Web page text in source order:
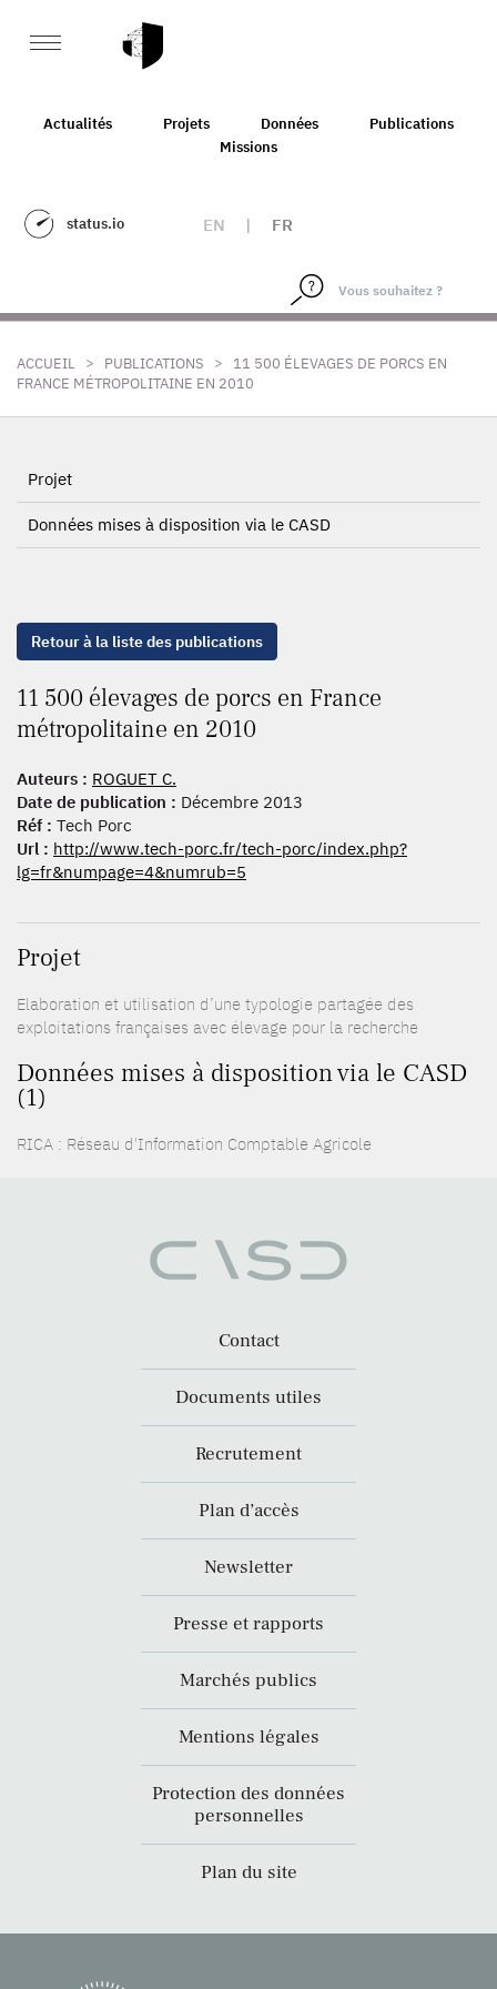
Actualités Projets Données
Publications
Missions
status.io EN | FR
ACCUEIL > PUBLICATIONS >
11 500 ÉLEVAGES DE PORCS EN
FRANCE MÉTROPOLITAINE EN 2010
Projet
Données mises à disposition via le CASD
Retour à la liste des publications
11 500 élevages de porcs en France
métropolitaine en 2010
Auteurs : ROGUET C.
Date de publication : Décembre 2013
Réf : Tech Porc
Url : http://www.tech-porc.fr/tech-porc/index.php?
lg=fr&numpage=4&numrub=5
Projet
Elaboration et utilisation d’une typologie partagée des
exploitations françaises avec élevage pour la recherche
Données mises à disposition via le CASD
(1)
RICA : Réseau d'Information Comptable Agricole
Contact
Documents utiles
Recrutement
Plan d’accès
Newsletter
Presse et rapports
Marchés publics
Mentions légales
Protection des données
personnelles
Plan du site